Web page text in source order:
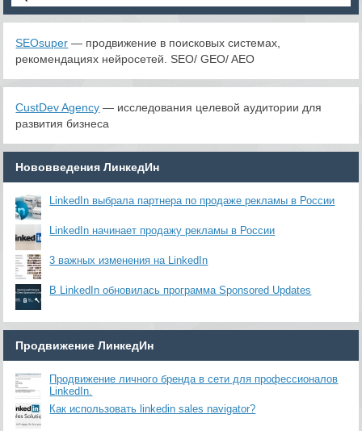
SEOsuper — продвижение в поисковых системах,
рекомендациях нейросетей. SEO/ GEO/ AEO
CustDev Agency — исследования целевой аудитории для
развития бизнеса
Нововведения ЛинкедИн
LinkedIn выбрала партнера по продаже рекламы в России
LinkedIn начинает продажу рекламы в России
3 важных изменения на LinkedIn
В LinkedIn обновилась программа Sponsored Updates
Продвижение ЛинкедИн
Продвижение личного бренда в сети для профессионалов
LinkedIn.
Как использовать linkedin sales navigator?